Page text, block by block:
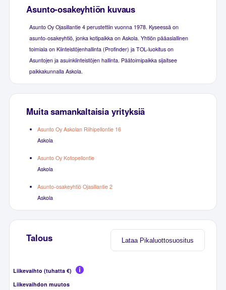
Asunto-osakeyhtiön kuvaus
Asunto Oy Ojasillantie 4 perustettiin vuonna 1978. Kyseessä on
asunto-osakeyhtiö, jonka kotipaikka on Askola. Yhtiön pääasiallinen
toimiala on Kiinteistöjenhallinta (Profinder) ja TOL-luokitus on
Asuntojen ja asuinkiinteistöjen hallinta. Päätoimipaikka sijaitsee
paikkakunnalla Askola.
Muita samankaltaisia yrityksiä
Asunto Oy Askolan Riihipellontie 16
Askola
Asunto Oy Kotopellontie
Askola
Asunto-osakeyhtiö Ojasillantie 2
Askola
Lataa Pikaluottosuositus
Talous
Liikevaihto (tuhatta €)
Liikevaihdon muutos